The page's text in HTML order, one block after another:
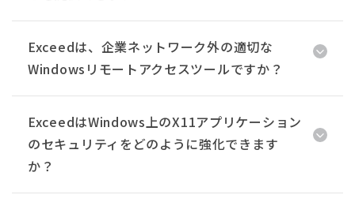
Exceedは、企業ネットワーク外の適切な
Windowsリモートアクセスツールですか？
ExceedはWindows上のX11アプリケーション
のセキュリティをどのように強化できます
か？